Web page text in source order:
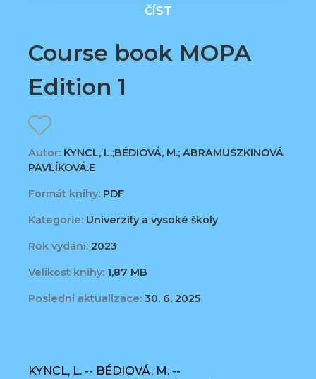
ČÍST
Course book MOPA
Edition 1
Autor: KYNCL, L.;BÉDIOVÁ, M.; ABRAMUSZKINOVÁ
PAVLÍKOVÁ.E
Formát knihy: PDF
Kategorie: Univerzity a vysoké školy
Rok vydání: 2023
Velikost knihy: 1,87 MB
Poslední aktualizace: 30. 6. 2025
KYNCL, L. -- BÉDIOVÁ, M. --